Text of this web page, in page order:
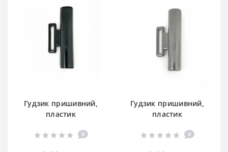
Гудзик пришивний,
пластик
0
Гудзик пришивний,
пластик
0